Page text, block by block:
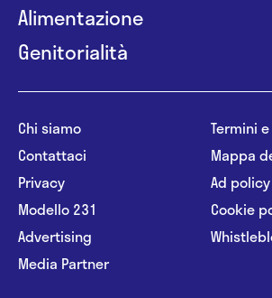
Alimentazione
Genitorialità
Chi siamo
Contattaci
Privacy
Modello 231
Advertising
Media Partner
Termini
Mappa
Ad policy
Cookie